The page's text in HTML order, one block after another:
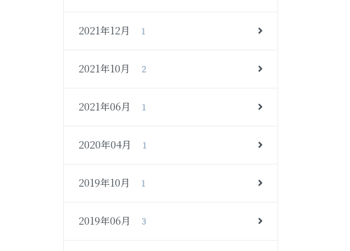
2021年12月 1
2021年10月 2
2021年06月 1
2020年04月 1
2019年10月 1
2019年06月 3